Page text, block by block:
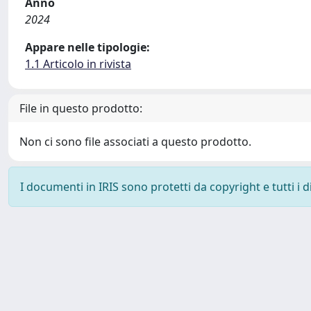
2024
Appare nelle tipologie:
1.1 Articolo in rivista
File in questo prodotto:
Non ci sono file associati a questo prodotto.
I documenti in IRIS sono protetti da copyright e tutti i